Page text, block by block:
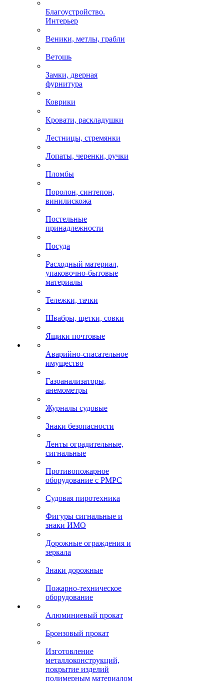
Благоустройство.
Интерьер
Веники, метлы, грабли
Ветошь
Замки, дверная
фурнитура
Коврики
Кровати, раскладушки
Лестницы, стремянки
Лопаты, черенки, ручки
Пломбы
Поролон, синтепон,
винилискожа
Постельные
принадлежности
Посуда
Расходный материал,
упаковочно-бытовые
материалы
Тележки, тачки
Швабры, щетки, совки
Ящики почтовые
Аварийно-спасательное
имущество
Газоанализаторы,
анемометры
Журналы судовые
Знаки безопасности
Ленты оградительные,
сигнальные
Противопожарное
оборудование с РМРС
Судовая пиротехника
Фигуры сигнальные и
знаки ИМО
Дорожные ограждения и
зеркала
Знаки дорожные
Пожарно-техническое
оборудование
Алюминиевый прокат
Бронзовый прокат
Изготовление
металлоконструкций,
покрытие изделий
полимерным материалом